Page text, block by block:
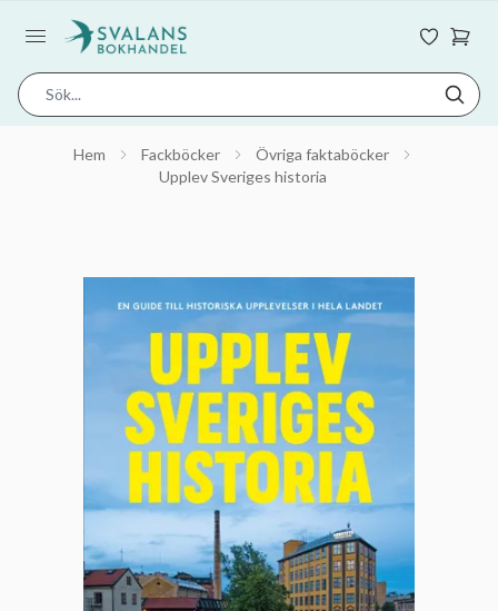
Hem Fackböcker
Övriga faktaböcker
Upplev Sveriges historia